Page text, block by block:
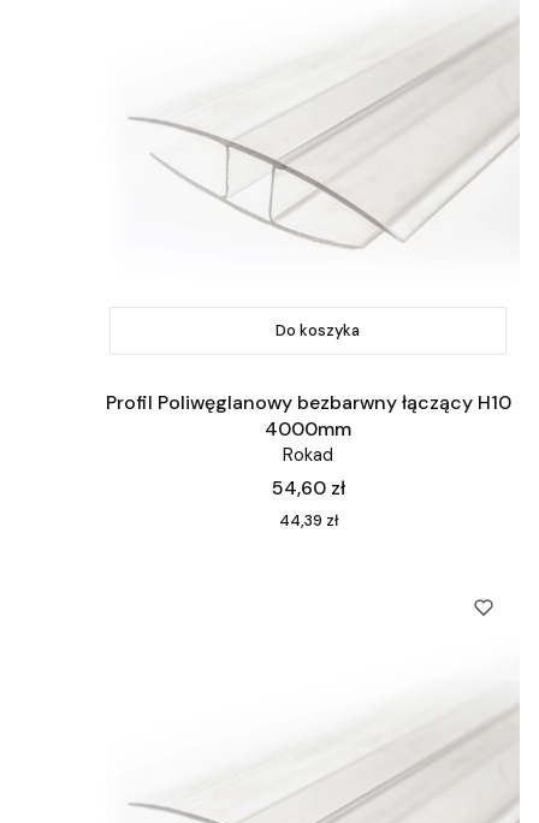
Do koszyka
Profil Poliwęglanowy bezbarwny łączący H10
4000mm
Rokad
Cena
54,60 zł
Cena
44,39 zł